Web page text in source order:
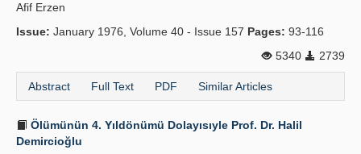
Afif Erzen
Issue: January 1976, Volume 40 - Issue 157 Pages: 93-116
5340
2739
Abstract Full Text PDF Similar Articles
Ölümünün 4. Yıldönümü Dolayısıyle Prof. Dr. Halil
Demircioğlu